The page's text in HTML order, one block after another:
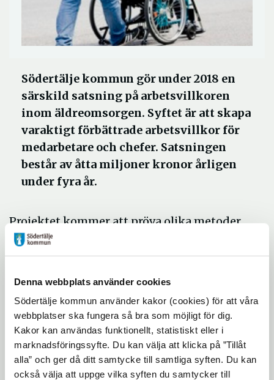
Denna webbplats använder cookies
Södertälje kommun använder kakor (cookies) för att våra
webbplatser ska fungera så bra som möjligt för dig.
Kakor kan användas funktionellt, statistiskt eller i
marknadsföringssyfte. Du kan välja att klicka på ”Tillåt
alla” och ger då ditt samtycke till samtliga syften. Du kan
också välja att uppge vilka syften du samtycker till
Södertälje kommun gör under 2018 en
särskild satsning på arbetsvillkoren
inom äldreomsorgen. Syftet är att skapa
varaktigt förbättrade arbetsvillkor för
medarbetare och chefer. Satsningen
består av åtta miljoner kronor årligen
under fyra år.
Projektet kommer att pröva olika metoder
för att arbeta med bemanning,
schemaläggning och organisering av
arbetstidsmodeller prövas som en lösning
på den återkommande diskussionen om
arbetstids- och schemaläggningsfrågor.
Projektet kommer även att se över hur
ledarskapet kan utvecklas. Vilket stöd
behöver cheferna för att vara chef och hur